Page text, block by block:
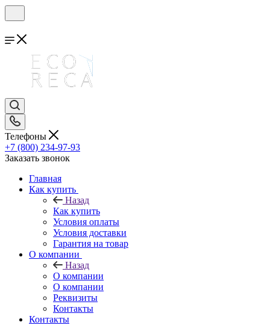
Телефоны
+7 (800) 234-97-93
Заказать звонок
Главная
Как купить
Назад
Как купить
Условия оплаты
Условия доставки
Гарантия на товар
О компании
Назад
О компании
О компании
Реквизиты
Контакты
Контакты